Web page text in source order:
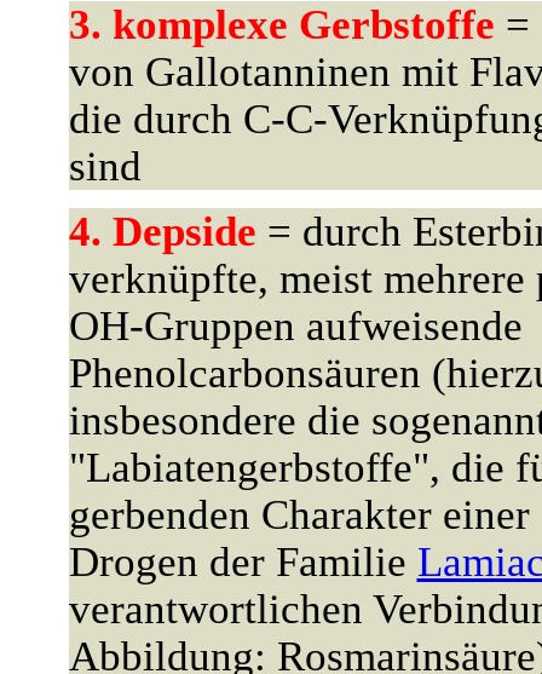
3. komplexe Gerbstoffe =
von Gallotanninen mit
die durch C-C-
sind
4. Depside = durch
verknüpfte, meist mehrere
OH-Gruppen aufweisende
Phenolcarbonsäuren
insbesondere die
"Labiatengerbstoffe", die
gerbenden Charakter
Drogen der Familie
verantwortlichen
Abbildung: